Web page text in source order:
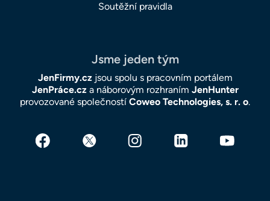
Soutěžní pravidla
Jsme jeden tým
JenFirmy.czjsou spolu s pracovním portálem
JenPráce.cza náborovým rozhraním JenHunter
provozované společností Coweo Technologies, s. r. o.